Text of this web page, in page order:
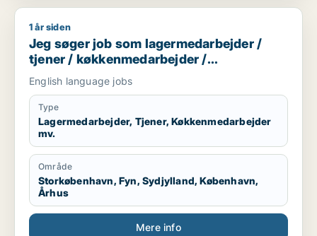
Jeg søger job som lagermedarbejder / tjener /
1 år siden
Jeg søger job som lagermedarbejder /
tjener / køkkenmedarbejder /
cafémedarbejder / butiksmedarbejder
English language jobs
Type
Lagermedarbejder, Tjener, Køkkenmedarbejder
mv.
Område
Storkøbenhavn, Fyn, Sydjylland, København,
Århus
Mere info